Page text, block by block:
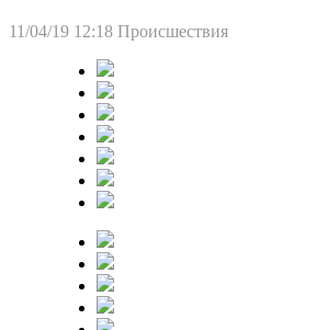
11/04/19 12:18 Происшествия